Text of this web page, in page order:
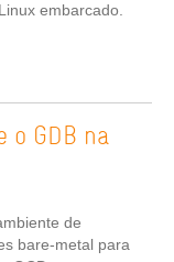
embarcado.
o GDB na
de
bare-metal para